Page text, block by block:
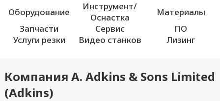
Оборудование
Инструмент/
Оснастка
Материалы
Запчасти
Сервис
ПО
Услуги резки
Видео станков Лизинг
Компания A. Adkins & Sons Limited
(Adkins)